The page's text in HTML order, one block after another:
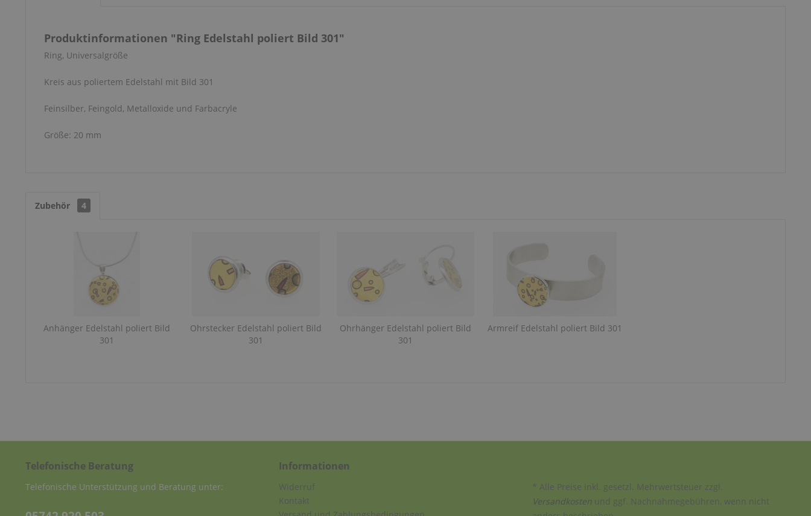
Produktinformationen "Ring Edelstahl poliert Bild 301"
Ring, Universalgröße
Kreis aus poliertem Edelstahl mit Bild 301
Feinsilber, Feingold, Metalloxide und Farbacryle
Größe: 20 mm
Zubehör 4
Anhänger Edelstahl poliert Bild
301
Ohrstecker Edelstahl poliert Bild
301
Ohrhänger Edelstahl poliert Bild
301
Armreif Edelstahl poliert Bild 301
Telefonische Beratung
Telefonische Unterstützung und Beratung unter:
Informationen
Widerruf
Kontakt
* Alle Preise inkl. gesetzl. Mehrwertsteuer zzgl.
Versandkosten und ggf. Nachnahmegebühren, wenn nicht